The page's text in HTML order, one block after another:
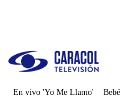
En vivo 'Yo Me Llamo'